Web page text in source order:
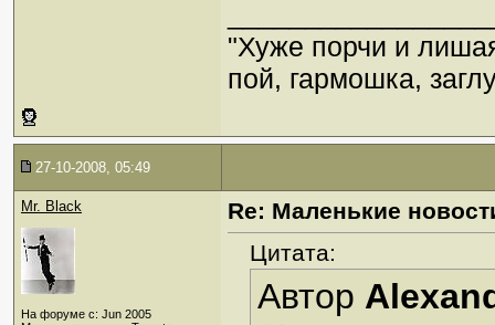
"Хуже порчи и
пой, гармошка,
27-10-2008, 05:49
Mr. Black
На форуме с: Jun 2005
Re: Маленькие
Цитата:
Автор